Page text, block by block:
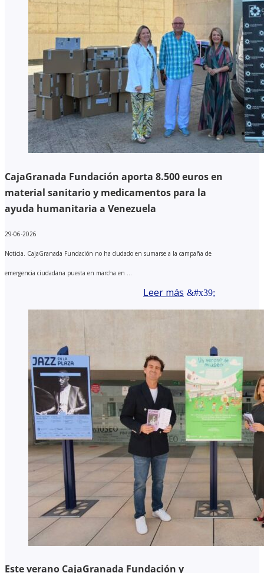
CajaGranada Fundación aporta 8.500 euros en
material sanitario y medicamentos para la
ayuda humanitaria a Venezuela
29-06-2026
Noticia. CajaGranada Fundación no ha dudado en sumarse a la campaña de
emergencia ciudadana puesta en marcha en ...
Leer más
Este verano CajaGranada Fundación y